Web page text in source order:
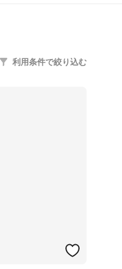
利用条件で絞り込む